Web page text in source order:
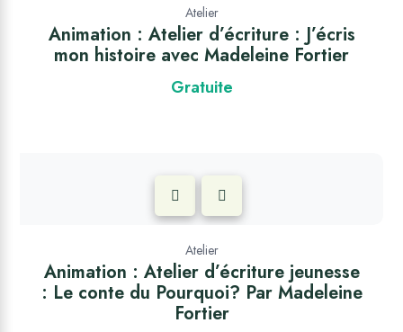
Atelier
Animation : Atelier d’écriture : J’écris
mon histoire avec Madeleine Fortier
Gratuite
Atelier
Animation : Atelier d’écriture jeunesse
: Le conte du Pourquoi? Par Madeleine
Fortier